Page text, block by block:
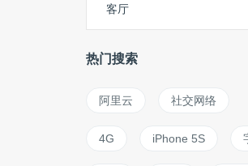
客厅
热门搜索
阿里云 社交网络
4G iPhone 5S